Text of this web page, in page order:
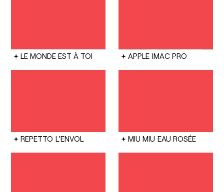
LE MONDE EST À TOI APPLE IMAC PRO
REPETTO L'ENVOL MIU MIU EAU ROSÉE